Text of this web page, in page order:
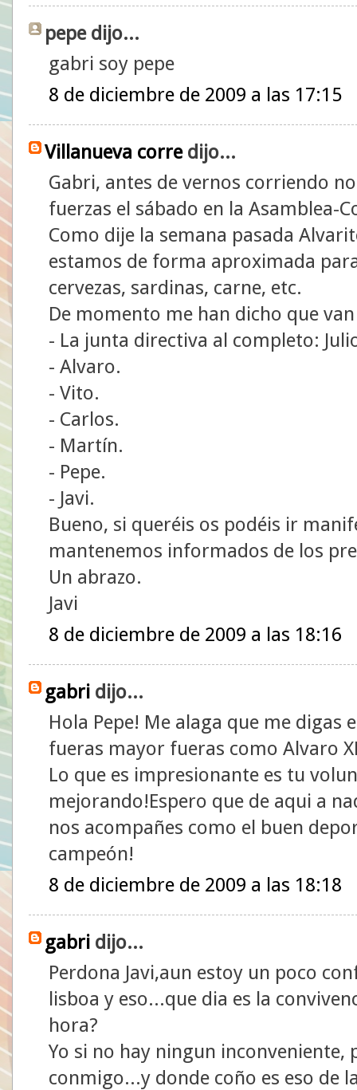
pepe dijo...
gabri soy pepe
8 de diciembre de 2009 a las 17:15
Villanueva corredijo...
Gabri, antes de vernos corriendo
fuerzas el sábado en la Asamblea-
Como dije la semana pasada
estamos de forma aproximada
cervezas, sardinas, carne, etc.
De momento me han dicho que
- La junta directiva al completo:
- Alvaro.
- Vito.
- Carlos.
- Martín.
- Pepe.
- Javi.
Bueno, si queréis os podéis ir
mantenemos informados de los
Un abrazo.
Javi
8 de diciembre de 2009 a las 18:16
gabri dijo...
Hola Pepe! Me alaga que me digas
fueras mayor fueras como Alvaro
Lo que es impresionante es tu
mejorando!Espero que de aqui a
nos acompañes como el buen
campeón!
8 de diciembre de 2009 a las 18:18
gabri dijo...
Perdona Javi,aun estoy un poco
lisboa y eso...que dia es la
hora?
Yo si no hay ningun inconveniente,
conmigo...y donde coño es eso de